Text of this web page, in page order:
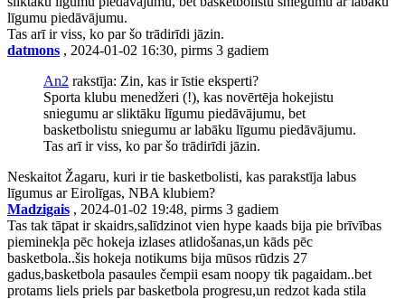
līgumu piedāvājumu.
Tas arī ir viss, ko par šo trādirīdi jāzin.
datmons , 2024-01-02 16:30, pirms 3 gadiem
An2 rakstīja: Zin, kas ir īstie eksperti?
Sporta klubu menedžeri (!), kas novērtēja hokejistu
sniegumu ar sliktāku līgumu piedāvājumu, bet
basketbolistu sniegumu ar labāku līgumu piedāvājumu.
Tas arī ir viss, ko par šo trādirīdi jāzin.
Neskaitot Žagaru, kuri ir tie basketbolisti, kas parakstīja labus
līgumus ar Eirolīgas, NBA klubiem?
Madzigais , 2024-01-02 19:48, pirms 3 gadiem
Tas tak tāpat ir skaidrs,salīdzinot vien hype kaads bija pie brīvības
pieminekļa pēc hokeja izlases atlidošanas,un kāds pēc
basketbola..šis hokeja notikums bija mūsos rūdzis 27
gadus,basketbola pasaules čempii esam noopy tik pagaidam..bet
protams liels priels par basketbola progresu,un redzot kada stila